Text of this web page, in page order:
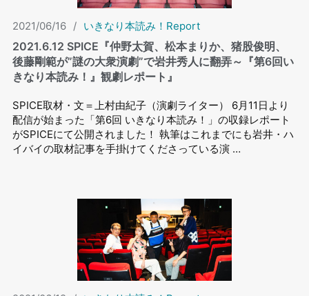
2021/06/16 / いきなり本読み！Report
2021.6.12 SPICE『仲野太賀、松本まりか、猪股俊明、
後藤剛範が”謎の大衆演劇”で岩井秀人に翻弄～『第6回い
きなり本読み！』観劇レポート』
SPICE取材・文＝上村由紀子（演劇ライター） 6月11日より
配信が始まった「第6回 いきなり本読み！」の収録レポート
がSPICEにて公開されました！ 執筆はこれまでにも岩井・ハ
イバイの取材記事を手掛けてくださっている演 …